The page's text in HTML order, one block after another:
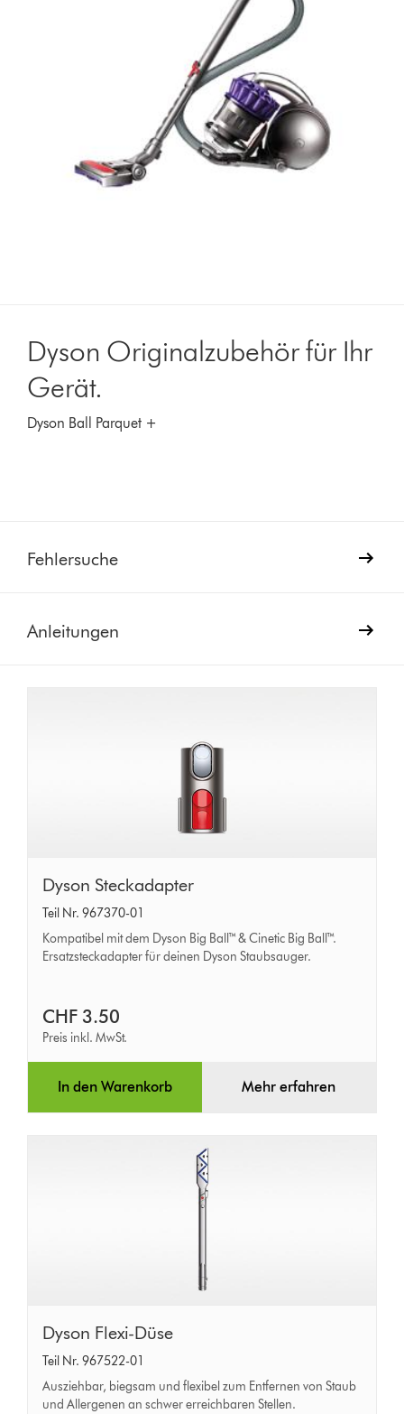
Dyson Originalzubehör für Ihr
Gerät.
Dyson Ball Parquet +
Fehlersuche
Anleitungen
Dyson
Steckadapter
Dyson Steckadapter
Teil Nr. 967370-01
Kompatibel mit dem Dyson Big Ball™ & Cinetic Big Ball™.
Ersatzsteckadapter für deinen Dyson Staubsauger.
CHF 3.50
Preis inkl. MwSt.
In den Warenkorb Mehr erfahren
Dyson
Flexi-
Düse
Dyson Flexi-Düse
Teil Nr. 967522-01
Ausziehbar, biegsam und flexibel zum Entfernen von Staub
und Allergenen an schwer erreichbaren Stellen.